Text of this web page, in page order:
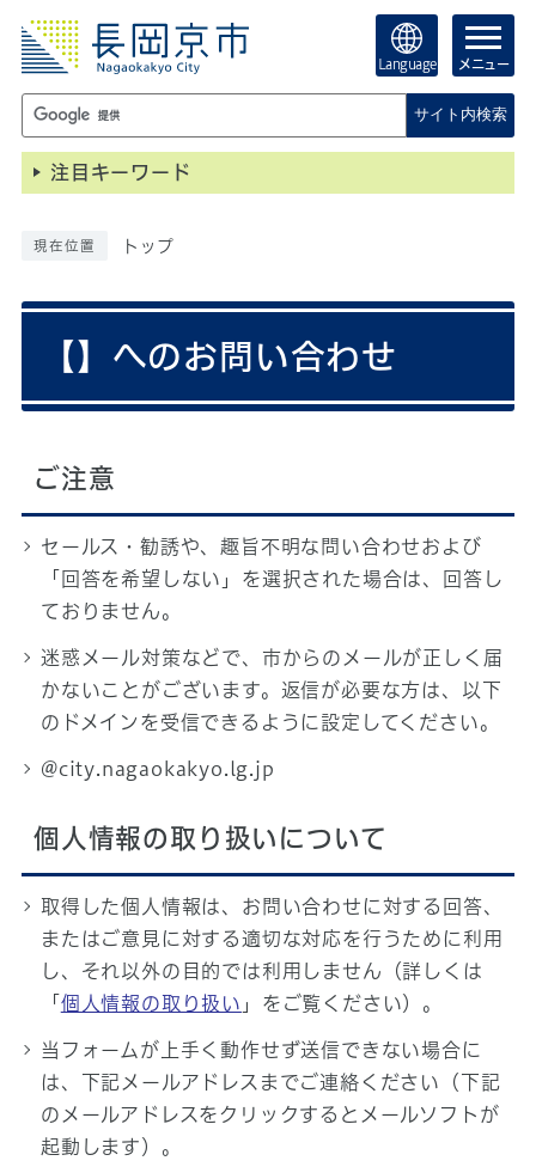
Language メニュー
サイト内検索
注目キーワード
現在位置 トップ
【】へのお問い合わせ
ご注意
セールス・勧誘や、趣旨不明な問い合わせおよび
「回答を希望しない」を選択された場合は、回答し
ておりません。
迷惑メール対策などで、市からのメールが正しく届
かないことがございます。返信が必要な方は、以下
のドメインを受信できるように設定してください。
@city.nagaokakyo.lg.jp
個人情報の取り扱いについて
取得した個人情報は、お問い合わせに対する回答、
またはご意見に対する適切な対応を行うために利用
し、それ以外の目的では利用しません（詳しくは
「 個人情報の取り扱い 」をご覧ください）。
当フォームが上手く動作せず送信できない場合に
は、下記メールアドレスまでご連絡ください（下記
のメールアドレスをクリックするとメールソフトが
起動します）。